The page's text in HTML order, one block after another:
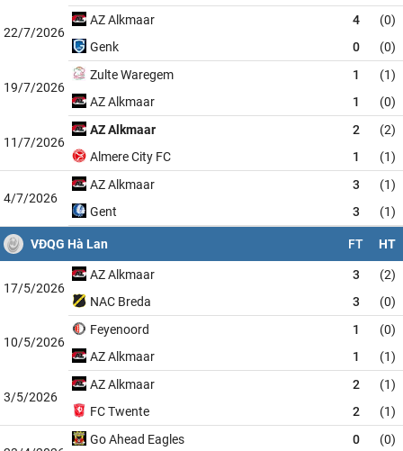
22/7/2026
AZ Alkmaar 4
(0)
Genk
0 (0)
19/7/2026
Zulte Waregem 1
(1)
AZ Alkmaar
1 (0)
11/7/2026
AZ Alkmaar 2
(2)
Almere City FC
1 (1)
4/7/2026
AZ Alkmaar 3
(1)
Gent
3 (1)
VĐQG Hà Lan FT HT
17/5/2026
AZ Alkmaar 3
(2)
NAC Breda
3 (0)
10/5/2026
Feyenoord 1
(0)
AZ Alkmaar
1 (1)
3/5/2026
AZ Alkmaar 2
(1)
FC Twente
2 (1)
Go Ahead Eagles 0
(0)